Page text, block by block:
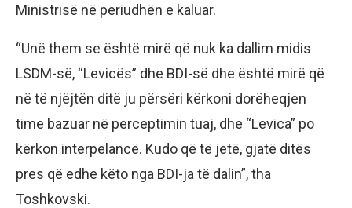
Ministrisë në periudhën e kaluar.
“Unë them se është mirë që nuk ka dallim midis
LSDM-së, “Levicës” dhe BDI-së dhe është mirë që
në të njëjtën ditë ju përsëri kërkoni dorëheqjen
time bazuar në perceptimin tuaj, dhe “Levica” po
kërkon interpelancë. Kudo që të jetë, gjatë ditës
pres që edhe këto nga BDI-ja të dalin”, tha
Toshkovski.